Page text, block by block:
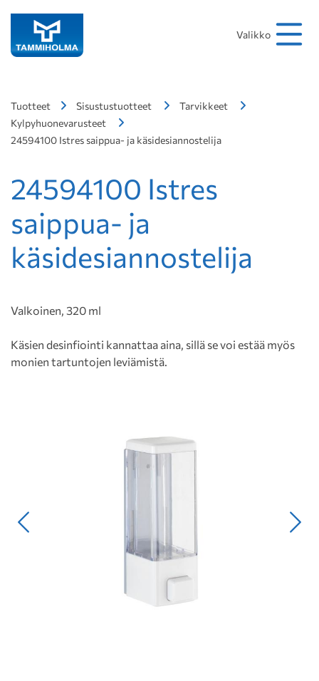
Valikko
Tuotteet Sisustustuotteet
Tarvikkeet
Kylpyhuonevarusteet
24594100 Istres saippua- ja käsidesiannostelija
24594100 Istres
saippua- ja
käsidesiannostelija
Valkoinen, 320 ml
Käsien desinfiointi kannattaa aina, sillä se voi estää myös
monien tartuntojen leviämistä.
Edellinen